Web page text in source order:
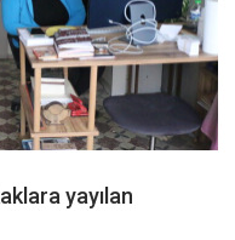
yayılan